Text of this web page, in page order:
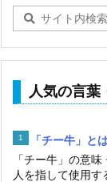
人気の言葉
「チー牛」と
「チー牛」の意
人を指して使用す